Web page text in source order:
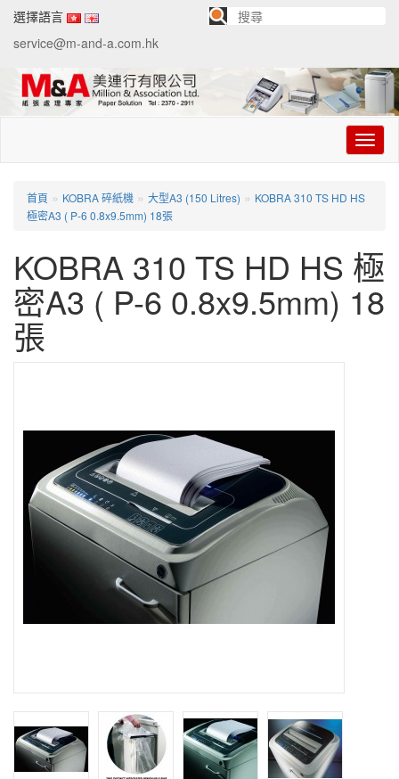
選擇語言
service@m-and-a.com.hk
切
换
航
首頁 » KOBRA 碎紙機 » 大型A3 (150 Litres) » KOBRA 310 TS HD HS
極密A3 ( P-6 0.8x9.5mm) 18張
KOBRA 310 TS HD HS 極
密A3 ( P-6 0.8x9.5mm) 18
張